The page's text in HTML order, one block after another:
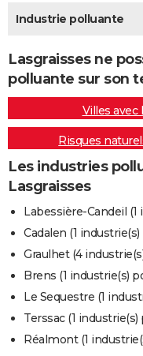
Destinations
City break
Voyage nature
Voyage de noces
Forum
Climat
+PHOTO
GUIDES D'ACHAT
BONS PLANS
CARTE DE VOEUX
Carte de Noël
Carte Bonne année
Carte Saint-Valentin
Carte Pâques
Carte d'anniversaire
DICTIONNAIRE
Dictionnaire
Biographies
Citations
Expressions
Proverbes
PROGRAMME TV
COPAINS D'AVANT
S'inscrire
Se connecter
Lycées
Collèges
Primaires
Universités
Entreprises
Service militaire
Avis de recherche
AVIS DE DÉCÈS
FORUM
Bricolage
Lifestyle
Culture
Sport
Auto
Television
Voyage
Cinema
Industrie polluante
Lasgraisses ne
polluante sur son
Villes avec
Risques
Les industries
Lasgraisses
Labessière-Candeil
Cadalen (1
Graulhet (4
Brens (1 industrie(s)
Le Sequestre (1
Terssac (1 industrie(s)
Réalmont (1